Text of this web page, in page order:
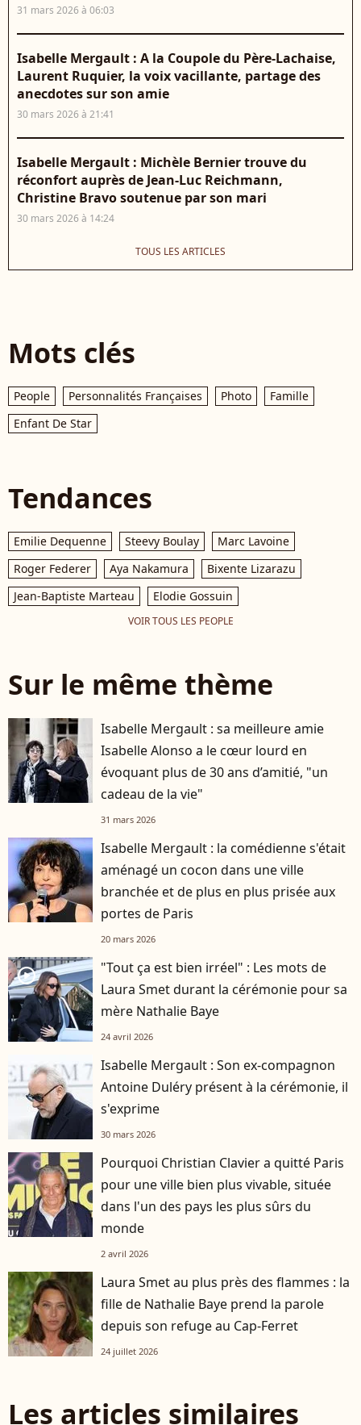
31 mars 2026 à 06:03
Isabelle Mergault : A la Coupole du Père-Lachaise,
Laurent Ruquier, la voix vacillante, partage des
anecdotes sur son amie
30 mars 2026 à 21:41
Isabelle Mergault : Michèle Bernier trouve du
réconfort auprès de Jean-Luc Reichmann,
Christine Bravo soutenue par son mari
30 mars 2026 à 14:24
TOUS LES ARTICLES
Mots clés
People Personnalités Françaises Photo
Famille
Enfant De Star
Tendances
Emilie Dequenne Steevy Boulay
Marc Lavoine
Roger Federer
Aya Nakamura
Bixente Lizarazu
Jean-Baptiste Marteau
Elodie Gossuin
VOIR TOUS LES PEOPLE
Sur le même thème
Isabelle Mergault : sa meilleure amie
Isabelle Alonso a le cœur lourd en
évoquant plus de 30 ans d’amitié, "un
cadeau de la vie"
31 mars 2026
Isabelle Mergault : la comédienne s'était
aménagé un cocon dans une ville
branchée et de plus en plus prisée aux
portes de Paris
20 mars 2026
player2
"Tout ça est bien irréel" : Les mots de
Laura Smet durant la cérémonie pour sa
mère Nathalie Baye
24 avril 2026
Isabelle Mergault : Son ex-compagnon
Antoine Duléry présent à la cérémonie, il
s'exprime
30 mars 2026
Pourquoi Christian Clavier a quitté Paris
pour une ville bien plus vivable, située
dans l'un des pays les plus sûrs du
monde
2 avril 2026
Laura Smet au plus près des flammes : la
fille de Nathalie Baye prend la parole
depuis son refuge au Cap-Ferret
24 juillet 2026
Les articles similaires